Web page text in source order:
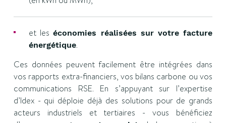
et leséconomies réalisées sur votre facture
énergétique.
Ces données peuvent facilement être intégrées dans
vos rapports extra-financiers, vos bilans carbone ou vos
communications RSE. En s’appuyant sur l’expertise
d’Idex - qui déploie déjà des solutions pour de grands
acteurs industriels et tertiaires - vous bénéficiez